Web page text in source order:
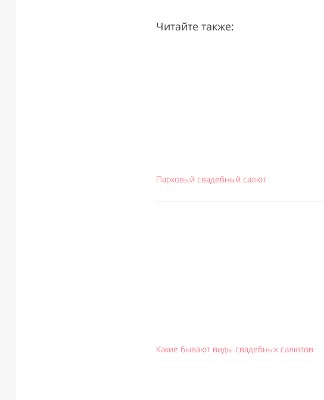
Читайте также:
Парковый свадебный салют
Какие бывают виды свадебных салютов